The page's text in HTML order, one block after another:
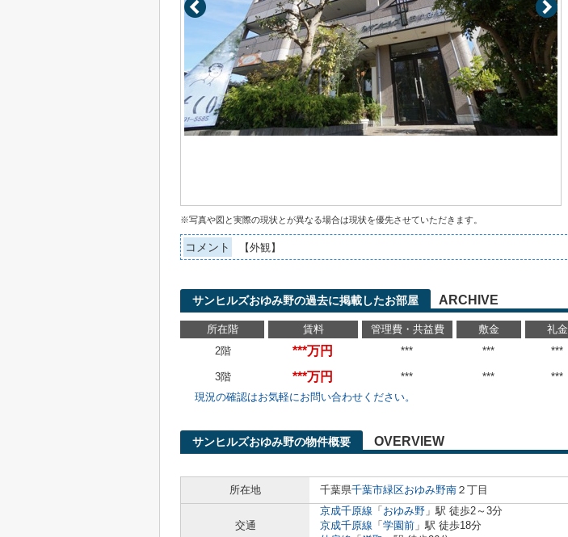
※写真や図と実際の現状とが異なる場合は現状を優先させていただきます。
コメント 【外観】
サンヒルズおゆみ野の過去に掲載したお部屋 ARCHIVE
所在階 賃料 管理費・共益費 敷金 礼金
2階
***万円 *** *** ***
3階 ***万円 *** *** ***
現況の確認はお気軽にお問い合わせください。
サンヒルズおゆみ野の物件概要 OVERVIEW
所在地
千葉県千葉市緑区おゆみ野南 ２丁目
交通
京成千原線 「 おゆみ野 」駅 徒歩2～3分
京成千原線 「 学園前 」駅 徒歩18分